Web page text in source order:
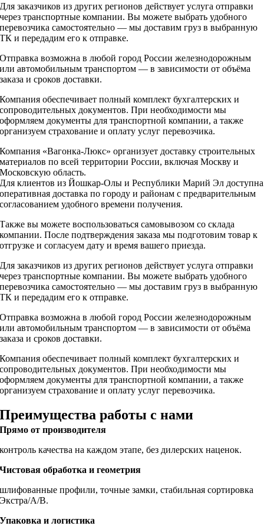
Для заказчиков из других регионов действует услуга отправки
через транспортные компании. Вы можете выбрать удобного
перевозчика самостоятельно — мы доставим груз в выбранную
ТК и передадим его к отправке.
Отправка возможна в любой город России железнодорожным
или автомобильным транспортом — в зависимости от объёма
заказа и сроков доставки.
Компания обеспечивает полный комплект бухгалтерских и
сопроводительных документов. При необходимости мы
оформляем документы для транспортной компании, а также
организуем страхование и оплату услуг перевозчика.
Компания «Вагонка-Люкс» организует доставку строительных
материалов по всей территории России, включая Москву и
Московскую область.
Для клиентов из Йошкар-Олы и Республики Марий Эл доступна
оперативная доставка по городу и районам с предварительным
согласованием удобного времени получения.
Также вы можете воспользоваться самовывозом со склада
компании. После подтверждения заказа мы подготовим товар к
отгрузке и согласуем дату и время вашего приезда.
Для заказчиков из других регионов действует услуга отправки
через транспортные компании. Вы можете выбрать удобного
перевозчика самостоятельно — мы доставим груз в выбранную
ТК и передадим его к отправке.
Отправка возможна в любой город России железнодорожным
или автомобильным транспортом — в зависимости от объёма
заказа и сроков доставки.
Компания обеспечивает полный комплект бухгалтерских и
сопроводительных документов. При необходимости мы
оформляем документы для транспортной компании, а также
организуем страхование и оплату услуг перевозчика.
Преимущества работы с нами
Прямо от производителя
контроль качества на каждом этапе, без дилерских наценок.
Чистовая обработка и геометрия
шлифованные профили, точные замки, стабильная сортировка
Экстра/А/В.
Упаковка и логистика